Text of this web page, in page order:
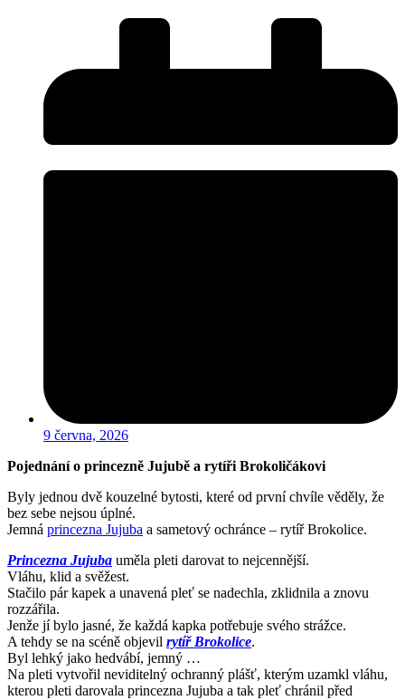
9 června, 2026
Pojednání o princezně Jujubě a rytíři Brokoličákovi
Byly jednou dvě kouzelné bytosti, které od první chvíle věděly, že
bez sebe nejsou úplné.
Jemná princezna Jujuba a sametový ochránce – rytíř Brokolice.
Princezna Jujuba uměla pleti darovat to nejcennější.
Vláhu, klid a svěžest.
Stačilo pár kapek a unavená pleť se nadechla, zklidnila a znovu
rozzářila.
Jenže jí bylo jasné, že každá kapka potřebuje svého strážce.
A tehdy se na scéně objevil rytíř Brokolice.
Byl lehký jako hedvábí, jemný …
Na pleti vytvořil neviditelný ochranný plášť, kterým uzamkl vláhu,
kterou pleti darovala princezna Jujuba a tak pleť chránil před